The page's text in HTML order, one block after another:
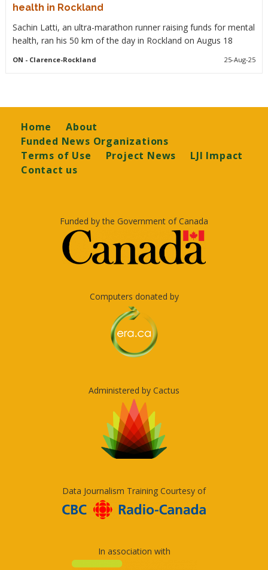
health in Rockland
Sachin Latti, an ultra-marathon runner raising funds for mental
health, ran his 50 km of the day in Rockland on Augus 18
ON - Clarence-Rockland 25-Aug-25
Footer
Home
About
Funded News Organizations
Terms of Use
Project News
LJI Impact
Contact us
Funded by the Government of Canada
Computers donated by
Administered by Cactus
Data Journalism Training Courtesy of
In association with